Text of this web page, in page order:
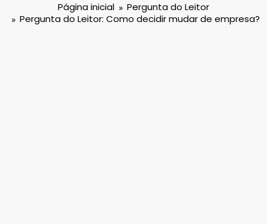
Página inicial
Pergunta do Leitor
Pergunta do Leitor: Como decidir mudar de empresa?